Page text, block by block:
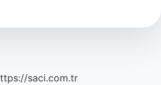
saci.com.tr